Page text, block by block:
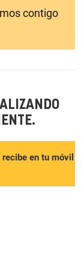
contigo
en tu móvil